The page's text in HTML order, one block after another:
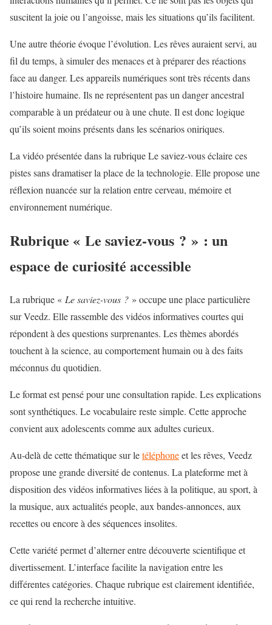
suscitent la joie ou l’angoisse, mais les situations qu’ils facilitent.
Une autre théorie évoque l’évolution. Les rêves auraient servi, au
fil du temps, à simuler des menaces et à préparer des réactions
face au danger. Les appareils numériques sont très récents dans
l’histoire humaine. Ils ne représentent pas un danger ancestral
comparable à un prédateur ou à une chute. Il est donc logique
qu’ils soient moins présents dans les scénarios oniriques.
La vidéo présentée dans la rubrique Le saviez-vous éclaire ces
pistes sans dramatiser la place de la technologie. Elle propose une
réflexion nuancée sur la relation entre cerveau, mémoire et
environnement numérique.
Rubrique « Le saviez-vous ? » : un
espace de curiosité accessible
La rubrique « Le saviez-vous ? » occupe une place particulière
sur Veedz. Elle rassemble des vidéos informatives courtes qui
répondent à des questions surprenantes. Les thèmes abordés
touchent à la science, au comportement humain ou à des faits
méconnus du quotidien.
Le format est pensé pour une consultation rapide. Les explications
sont synthétiques. Le vocabulaire reste simple. Cette approche
convient aux adolescents comme aux adultes curieux.
Au-delà de cette thématique sur letéléphoneet les rêves, Veedz
propose une grande diversité de contenus. La plateforme met à
disposition des vidéos informatives liées à la politique, au sport, à
la musique, aux actualités people, aux bandes-annonces, aux
recettes ou encore à des séquences insolites.
Cette variété permet d’alterner entre découverte scientifique et
divertissement. L’interface facilite la navigation entre les
différentes catégories. Chaque rubrique est clairement identifiée,
ce qui rend la recherche intuitive.